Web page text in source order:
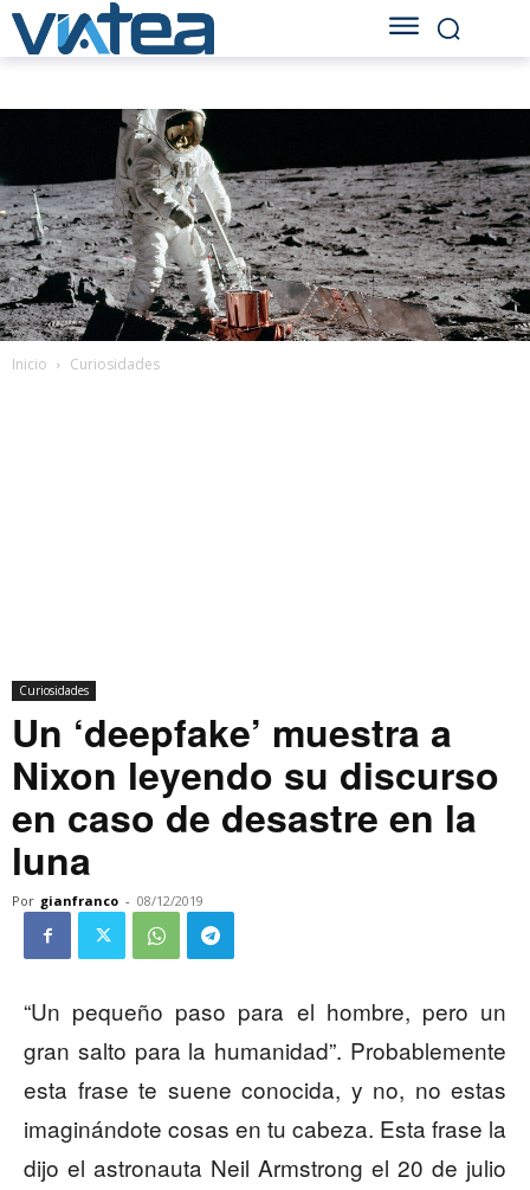
Inicio Curiosidades
Curiosidades
Un ‘deepfake’ muestra a
Nixon leyendo su discurso
en caso de desastre en la
luna
Por gianfranco - 08/12/2019
“Un pequeño paso para el hombre, pero un
gran salto para la humanidad”. Probablemente
esta frase te suene conocida, y no, no estas
imaginándote cosas en tu cabeza. Esta frase la
dijo el astronauta Neil Armstrong el 20 de julio